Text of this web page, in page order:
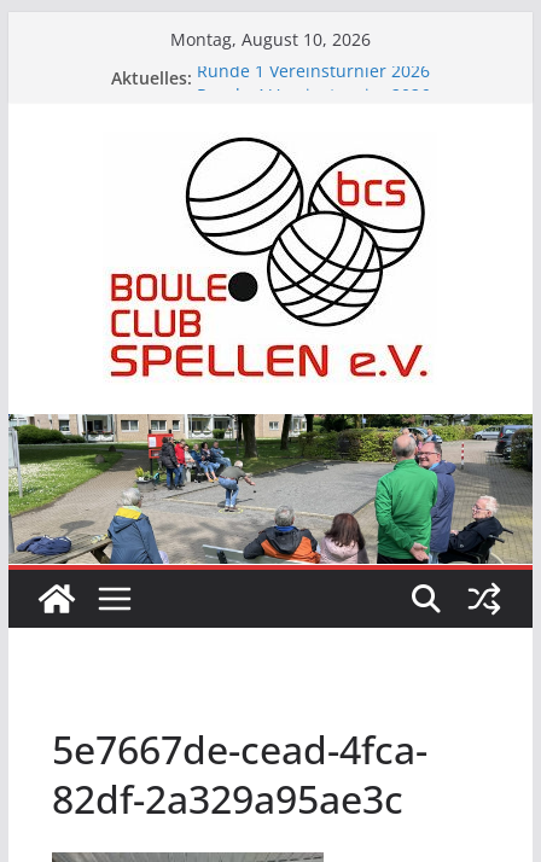
Montag, August 10, 2026
Aktuelles: Runde 1 Vereinsturnier 2026
BCS beim Picknick im Park
Runde 2 Vereinsturnier 2026
5e7667de-cead-4fca-
82df-2a329a95ae3c